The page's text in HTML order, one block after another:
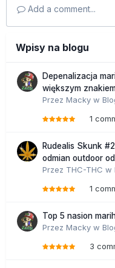
Add a comment...
Wpisy na blogu
Depenalizacja
większym
Przez Macky w
1
Rudealis Skunk
odmian outdoor
Przez THC-THC w
1
Top 5 nasion
Przez Macky w
3